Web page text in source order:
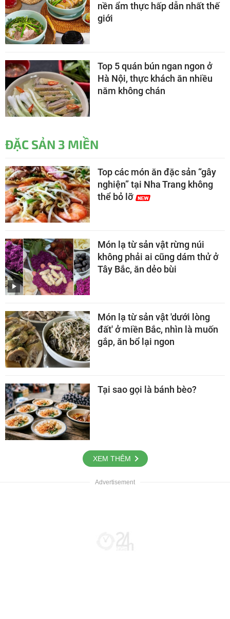
nền ẩm thực hấp dẫn nhất thế
giới
Top 5 quán bún ngan ngon ở
Hà Nội, thực khách ăn nhiều
năm không chán
ĐẶC SẢN 3 MIỀN
Top các món ăn đặc sản “gây
nghiện” tại Nha Trang không
thể bỏ lỡ
Món lạ từ sản vật rừng núi
không phải ai cũng dám thử ở
Tây Bắc, ăn dẻo bùi
Món lạ từ sản vật 'dưới lòng
đất' ở miền Bắc, nhìn là muốn
gắp, ăn bổ lại ngon
Tại sao gọi là bánh bèo?
XEM THÊM